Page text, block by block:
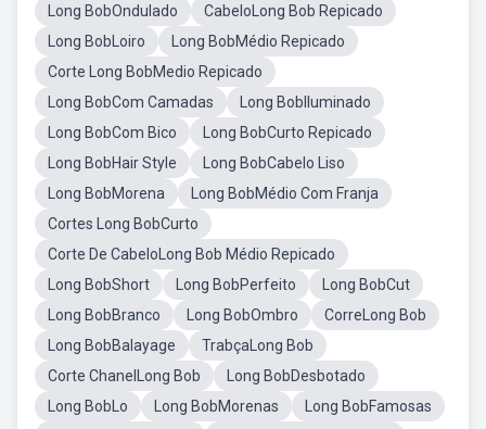
Long BobOndulado
CabeloLong Bob Repicado
Long BobLoiro
Long BobMédio Repicado
Corte Long BobMedio Repicado
Long BobCom Camadas
Long BobIluminado
Long BobCom Bico
Long BobCurto Repicado
Long BobHair Style
Long BobCabelo Liso
Long BobMorena
Long BobMédio Com Franja
Cortes Long BobCurto
Corte De CabeloLong Bob Médio Repicado
Long BobShort
Long BobPerfeito
Long BobCut
Long BobBranco
Long BobOmbro
CorreLong Bob
Long BobBalayage
TrabçaLong Bob
Corte ChanelLong Bob
Long BobDesbotado
Long BobLo
Long BobMorenas
Long BobFamosas